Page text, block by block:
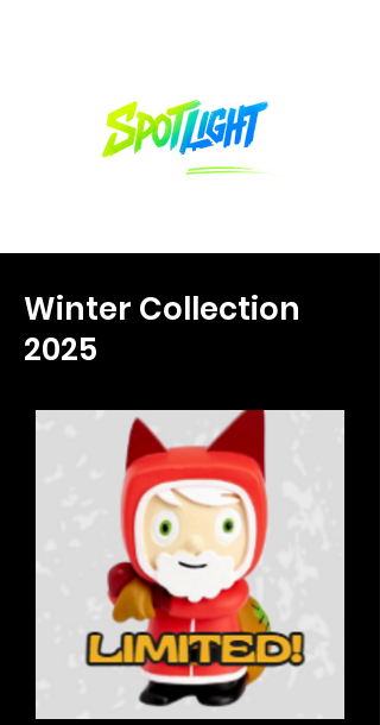
Winter Collection
2025